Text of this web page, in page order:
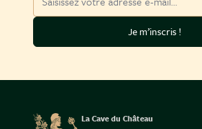
Je m’inscris !
La Cave du Château